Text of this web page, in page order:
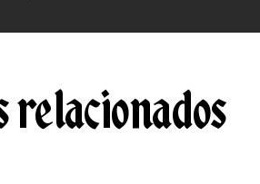
relacionados